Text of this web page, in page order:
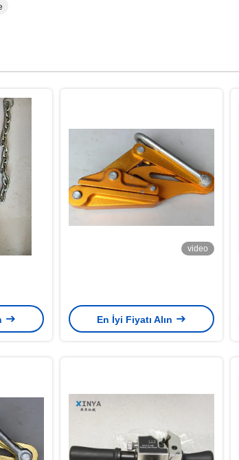
video
En İyi Fiyatı Alın